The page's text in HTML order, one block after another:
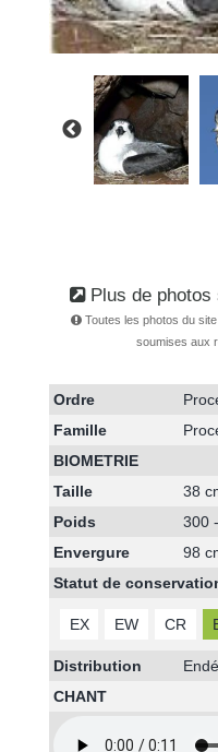
Plus de photos
Toutes les photos du
soumises aux
Ordre
Famille
BIOMETRIE
Taille
38
Poids
300
Envergure
98
Statut de
EX EW CR
Distribution
CHANT